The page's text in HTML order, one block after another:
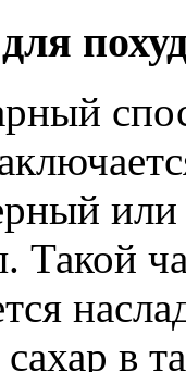
Такой
в